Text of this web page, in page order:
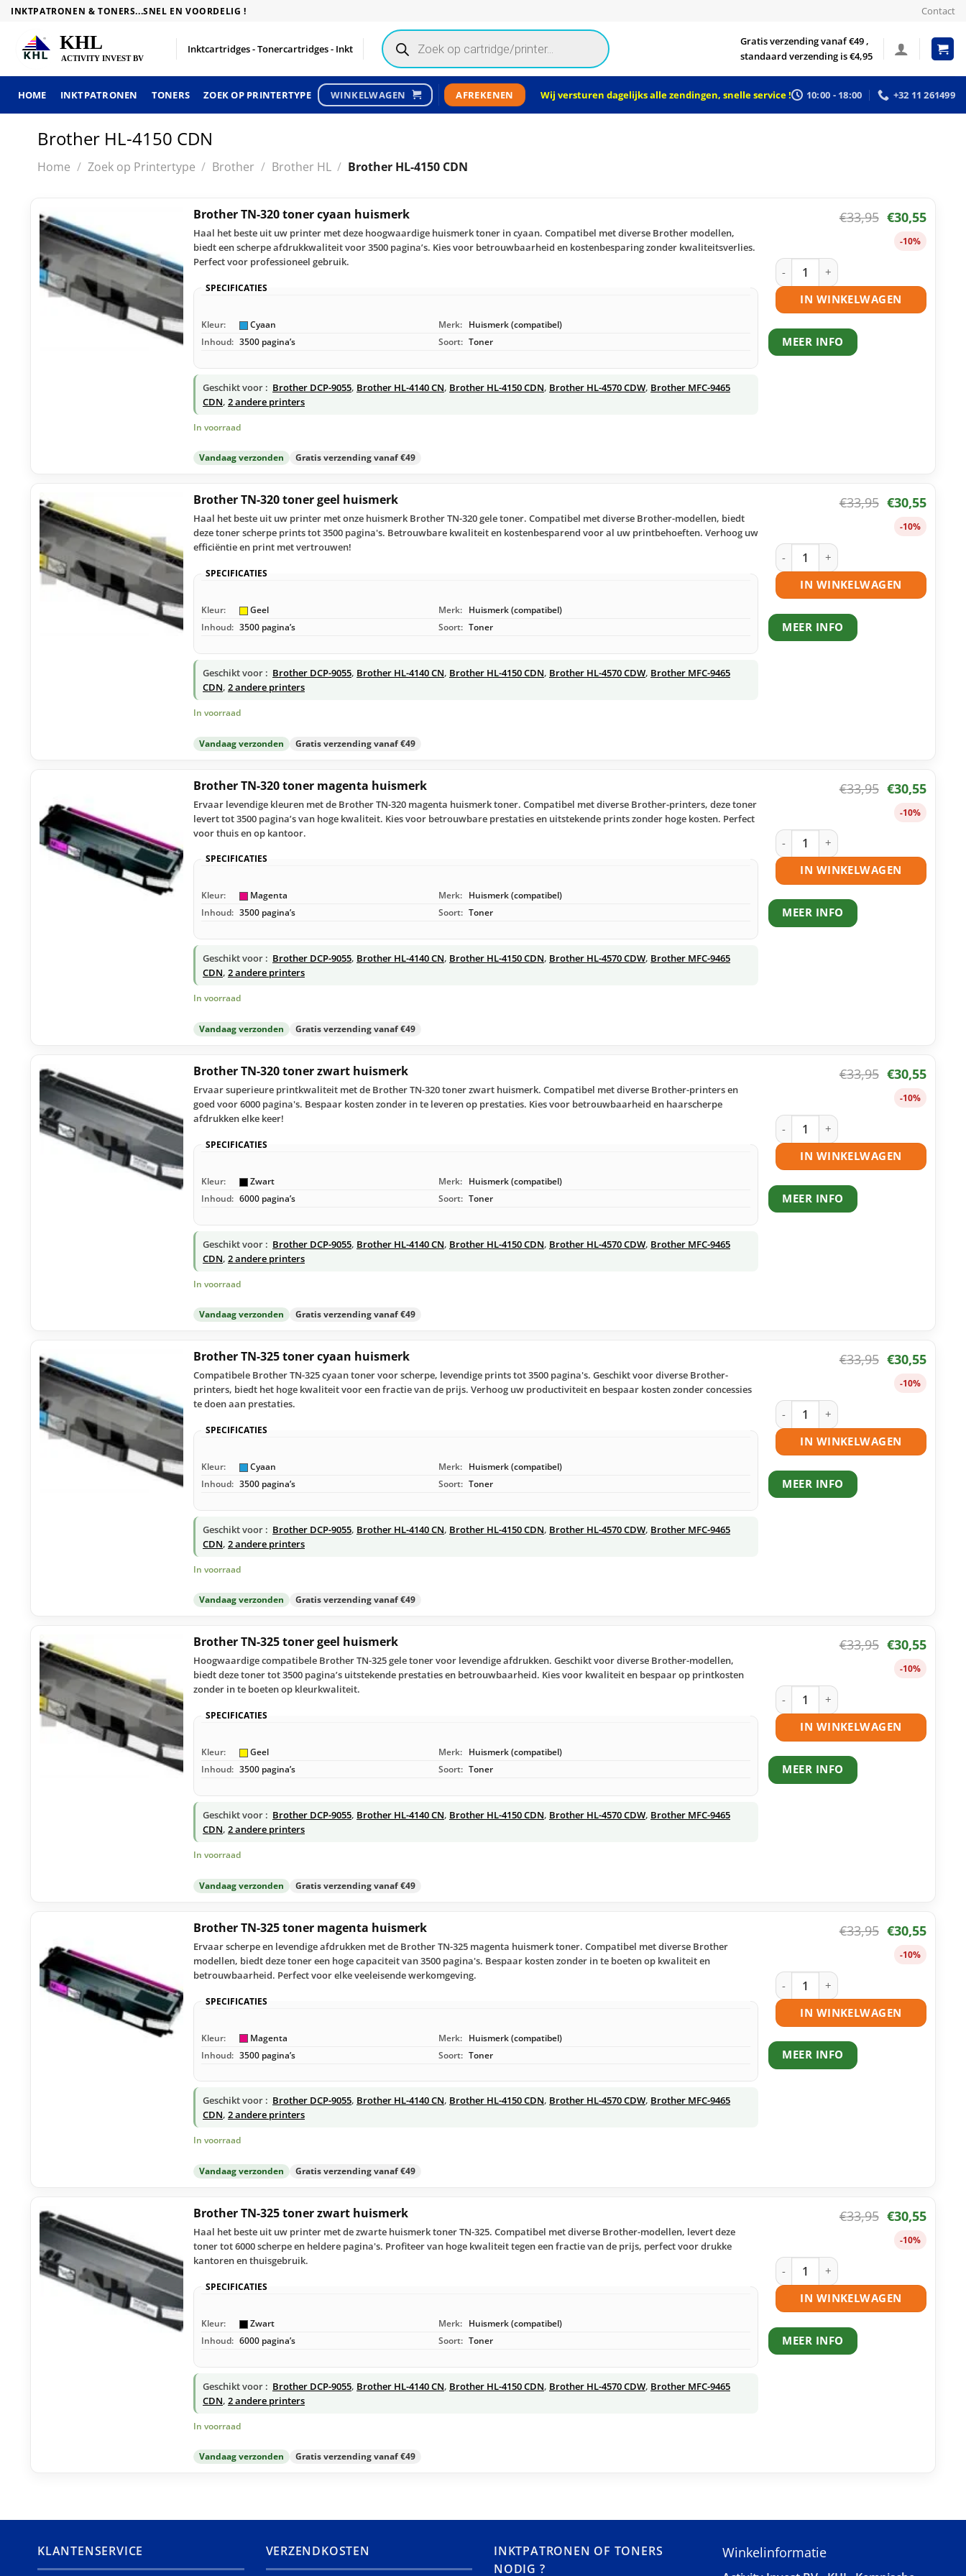
Skip
content
INKTPATRONEN & TONERS...SNEL EN VOORDELIG ! Contact
Inktcartridges - Tonercartridges - Inkt
Products
search
Gratis verzending vanaf €49 ,
standaard verzending is €4,95
HOME INKTPATRONEN TONERS ZOEK OP PRINTERTYPE WINKELWAGEN AFREKENEN Wij versturen dagelijks alle zendingen, snelle service ! 10:00 - 18:00 +32 11 261499
Brother HL-4150 CDN
Home / Zoek op Printertype / Brother / Brother HL / Brother HL-4150 CDN
Brother TN-320 toner cyaan huismerk
Haal het beste uit uw printer met deze hoogwaardige huismerk toner in cyaan. Compatibel met diverse Brother modellen,
biedt een scherpe afdrukkwaliteit voor 3500 pagina’s. Kies voor betrouwbaarheid en kostenbesparing zonder kwaliteitsverlies.
Perfect voor professioneel gebruik.
SPECIFICATIES
Kleur: Cyaan Merk: Huismerk (compatibel)
Inhoud: 3500 pagina’s Soort: Toner
Geschikt voor : Brother DCP-9055, Brother HL-4140 CN, Brother HL-4150 CDN, Brother HL-4570 CDW, Brother MFC-9465
CDN, 2 andere printers
In voorraad
Vandaag verzonden Gratis verzending vanaf €49
€33,95 €30,55
-10%
Brother TN-320 toner cyaan huismerk
IN WINKELWAGEN
MEER INFO
Brother TN-320 toner geel huismerk
Haal het beste uit uw printer met onze huismerk Brother TN-320 gele toner. Compatibel met diverse Brother-modellen, biedt
deze toner scherpe prints tot 3500 pagina's. Betrouwbare kwaliteit en kostenbesparend voor al uw printbehoeften. Verhoog uw
efficiëntie en print met vertrouwen!
SPECIFICATIES
Kleur: Geel Merk: Huismerk (compatibel)
Inhoud: 3500 pagina’s Soort: Toner
Geschikt voor : Brother DCP-9055, Brother HL-4140 CN, Brother HL-4150 CDN, Brother HL-4570 CDW, Brother MFC-9465
CDN, 2 andere printers
In voorraad
Vandaag verzonden Gratis verzending vanaf €49
€33,95 €30,55
-10%
Brother TN-320 toner geel huismerk
IN WINKELWAGEN
MEER INFO
Brother TN-320 toner magenta huismerk
Ervaar levendige kleuren met de Brother TN-320 magenta huismerk toner. Compatibel met diverse Brother-printers, deze toner
levert tot 3500 pagina’s van hoge kwaliteit. Kies voor betrouwbare prestaties en uitstekende prints zonder hoge kosten. Perfect
voor thuis en op kantoor.
SPECIFICATIES
Kleur: Magenta Merk: Huismerk (compatibel)
Inhoud: 3500 pagina’s Soort: Toner
Geschikt voor : Brother DCP-9055, Brother HL-4140 CN, Brother HL-4150 CDN, Brother HL-4570 CDW, Brother MFC-9465
CDN, 2 andere printers
In voorraad
Vandaag verzonden Gratis verzending vanaf €49
€33,95 €30,55
-10%
Brother TN-320 toner magenta
IN WINKELWAGEN
MEER INFO
Brother TN-320 toner zwart huismerk
Ervaar superieure printkwaliteit met de Brother TN-320 toner zwart huismerk. Compatibel met diverse Brother-printers en
goed voor 6000 pagina's. Bespaar kosten zonder in te leveren op prestaties. Kies voor betrouwbaarheid en haarscherpe
afdrukken elke keer!
SPECIFICATIES
Kleur: Zwart Merk: Huismerk (compatibel)
Inhoud: 6000 pagina’s Soort: Toner
Geschikt voor : Brother DCP-9055, Brother HL-4140 CN, Brother HL-4150 CDN, Brother HL-4570 CDW, Brother MFC-9465
CDN, 2 andere printers
In voorraad
Vandaag verzonden Gratis verzending vanaf €49
€33,95 €30,55
-10%
Brother TN-320 toner zwart huismerk
IN WINKELWAGEN
MEER INFO
Brother TN-325 toner cyaan huismerk
Compatibele Brother TN-325 cyaan toner voor scherpe, levendige prints tot 3500 pagina's. Geschikt voor diverse Brother-
printers, biedt het hoge kwaliteit voor een fractie van de prijs. Verhoog uw productiviteit en bespaar kosten zonder concessies
te doen aan prestaties.
SPECIFICATIES
Kleur: Cyaan Merk: Huismerk (compatibel)
Inhoud: 3500 pagina’s Soort: Toner
Geschikt voor : Brother DCP-9055, Brother HL-4140 CN, Brother HL-4150 CDN, Brother HL-4570 CDW, Brother MFC-9465
CDN, 2 andere printers
In voorraad
Vandaag verzonden Gratis verzending vanaf €49
€33,95 €30,55
-10%
Brother TN-325 toner cyaan huismerk
IN WINKELWAGEN
MEER INFO
Brother TN-325 toner geel huismerk
Hoogwaardige compatibele Brother TN-325 gele toner voor levendige afdrukken. Geschikt voor diverse Brother-modellen,
biedt deze toner tot 3500 pagina’s uitstekende prestaties en betrouwbaarheid. Kies voor kwaliteit en bespaar op printkosten
zonder in te boeten op kleurkwaliteit.
SPECIFICATIES
Kleur: Geel Merk: Huismerk (compatibel)
Inhoud: 3500 pagina’s Soort: Toner
Geschikt voor : Brother DCP-9055, Brother HL-4140 CN, Brother HL-4150 CDN, Brother HL-4570 CDW, Brother MFC-9465
CDN, 2 andere printers
In voorraad
Vandaag verzonden Gratis verzending vanaf €49
€33,95 €30,55
-10%
Brother TN-325 toner geel huismerk
IN WINKELWAGEN
MEER INFO
Brother TN-325 toner magenta huismerk
Ervaar scherpe en levendige afdrukken met de Brother TN-325 magenta huismerk toner. Compatibel met diverse Brother
modellen, biedt deze toner een hoge capaciteit van 3500 pagina's. Bespaar kosten zonder in te boeten op kwaliteit en
betrouwbaarheid. Perfect voor elke veeleisende werkomgeving.
SPECIFICATIES
Kleur: Magenta Merk: Huismerk (compatibel)
Inhoud: 3500 pagina’s Soort: Toner
Geschikt voor : Brother DCP-9055, Brother HL-4140 CN, Brother HL-4150 CDN, Brother HL-4570 CDW, Brother MFC-9465
CDN, 2 andere printers
In voorraad
Vandaag verzonden Gratis verzending vanaf €49
€33,95 €30,55
-10%
Brother TN-325 toner magenta
IN WINKELWAGEN
MEER INFO
Brother TN-325 toner zwart huismerk
Haal het beste uit uw printer met de zwarte huismerk toner TN-325. Compatibel met diverse Brother-modellen, levert deze
toner tot 6000 scherpe en heldere pagina's. Profiteer van hoge kwaliteit tegen een fractie van de prijs, perfect voor drukke
kantoren en thuisgebruik.
SPECIFICATIES
Kleur: Zwart Merk: Huismerk (compatibel)
Inhoud: 6000 pagina’s Soort: Toner
Geschikt voor : Brother DCP-9055, Brother HL-4140 CN, Brother HL-4150 CDN, Brother HL-4570 CDW, Brother MFC-9465
CDN, 2 andere printers
In voorraad
Vandaag verzonden Gratis verzending vanaf €49
€33,95 €30,55
-10%
Brother TN-325 toner zwart huismerk
IN WINKELWAGEN
MEER INFO
KLANTENSERVICE VERZENDKOSTEN
INKTPATRONEN OF TONERS
NODIG ?
Winkelinformatie